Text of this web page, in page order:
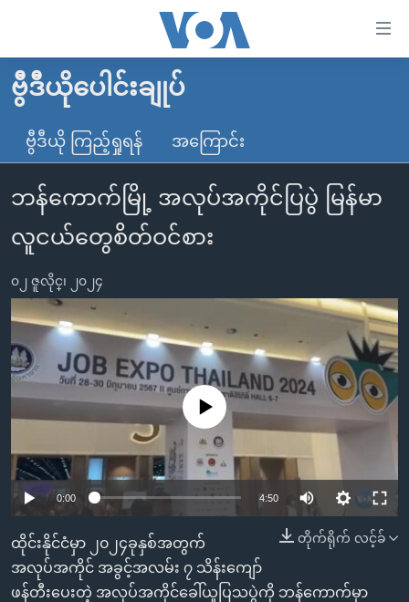
လွယ်ကူ
စေ
သည့်
များ
ပင်မ
သို့
ကျော်
ကြည့်
ရန်
စာမျက်နှာ
ကျော်
ကြည့်
ရန်
ရှာဖွေ
မူလစာမျက်နှာ
မြန်မာ
ကမ္ဘာ့သတင်းများ
နိုင်ငံတကာ
အမေရိကန်
အစ္စရေး-ပါလက်စတိုင်း
ဗွီဒီယို
သတင်းလွတ်လပ်ခွင့်
ရပ်ဝန်းတခု လမ်းတခု အလွန်
အင်္ဂလိပ်စာလေ့လာမယ်
အမေရိကန်သုံးအီဒီယံ
မကြေးမုံရဲ့ အင်္ဂလိပ်စာ
ရုပ်ရှင်ထဲက အင်္ဂလိပ်စာ
သုတပဒေသာ အင်္ဂလိပ်စာ
အပတ်စဉ်ကဏ္ဍများ
ရေဒီယို
ရေဒီယိုနှင့်ရုပ်သံ အချက်အလက်များ
ရေဒီယို/တီဗွီအစီအစဉ်
ဗွီအိုအေ လူမှုကွန်ယက်များ
ဘာသာစကားများ
ဗွီဒီယိုပေါင်းချုပ်
ဗွီဒီယို ကြည့်ရှုရန် အကြောင်း
ဘန်ကောက်မြို့ အလုပ်အကိုင်ပြပွဲ မြန်မာ
လူငယ်တွေစိတ်ဝင်စား
၀၂ ဇူလိုင္၊ ၂၀၂၄
No media source currently available
0:00 4:50
တိုက်ရိုက် လင့်ခ်
ထိုင်းနိုင်ငံမှာ ၂၀၂၄ခုနှစ်အတွက်
အလုပ်အကိုင် အခွင့်အလမ်း ၇ သိန်းကျော်
ဖန်တီးပေးတဲ့ အလုပ်အကိုင်ခေါ်ယူပြသပွဲကို ဘန်ကောက်မှာ